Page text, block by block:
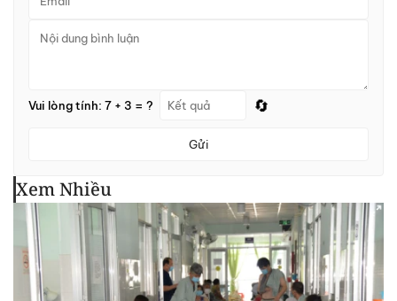
Vui lòng tính: 7 + 3 = ? 🔄
Gửi
Xem Nhiều